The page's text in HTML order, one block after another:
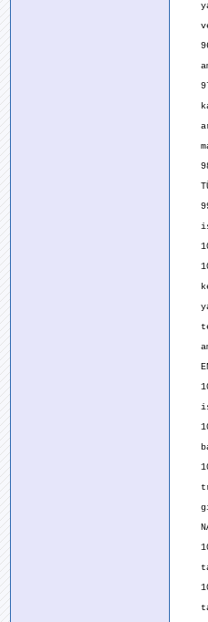
ve
96
97
98
99
100
101
104
gibi
105
106